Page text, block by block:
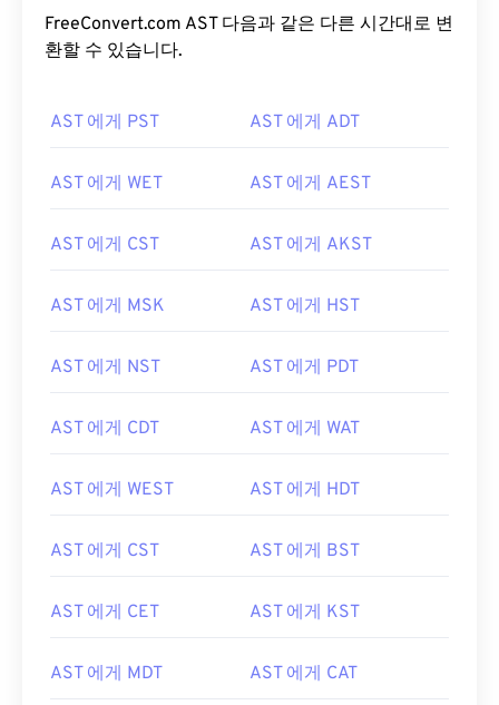
FreeConvert.com AST 다음과 같은 다른 시간대로 변
환할 수 있습니다.
AST 에게 PST AST 에게 ADT
AST 에게 WET AST 에게 AEST
AST 에게 CST AST 에게 AKST
AST 에게 MSK AST 에게 HST
AST 에게 NST AST 에게 PDT
AST 에게 CDT AST 에게 WAT
AST 에게 WEST AST 에게 HDT
AST 에게 CST AST 에게 BST
AST 에게 CET AST 에게 KST
AST 에게 MDT AST 에게 CAT